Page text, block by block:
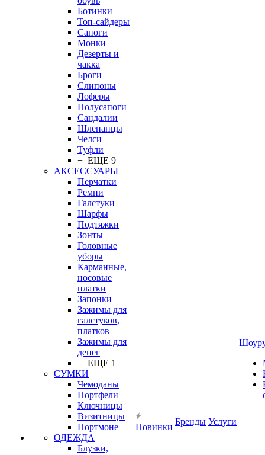
Ботинки
Топ-сайдеры
Сапоги
Монки
Дезерты и
чакка
Броги
Слипоны
Лоферы
Полусапоги
Сандалии
Шлепанцы
Челси
Туфли
+ ЕЩЕ 9
АКСЕССУАРЫ
Перчатки
Ремни
Галстуки
Шарфы
Подтяжки
Зонты
Головные
уборы
Карманные,
носовые
платки
Запонки
Зажимы для
галстуков,
платков
Зажимы для
денег
+ ЕЩЕ 1
СУМКИ
Чемоданы
Портфели
Ключницы
Визитницы
Портмоне
ОДЕЖДА
Блузки,
Новинки
Бренды Услуги